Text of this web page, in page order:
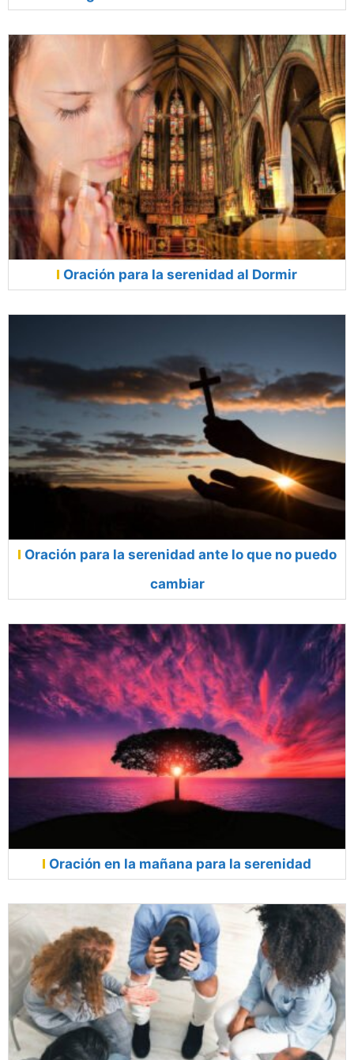
Oración para la serenidad al Dormir
Oración para la serenidad ante lo que no puedo
cambiar
Oración en la mañana para la serenidad